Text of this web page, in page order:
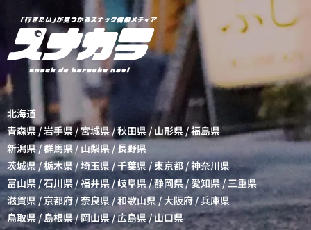
北海道
青森県/岩手県/宮城県/秋田県 / 山形県/福島県
新潟県/群馬県 / 山梨県 /長野県
茨城県 /栃木県/埼玉県/千葉県/東京都 /神奈川県
富山県 /石川県 /福井県/岐阜県/静岡県/愛知県/三重県
滋賀県/京都府/奈良県 /和歌山県/大阪府 /兵庫県
鳥取県 / 島根県/岡山県/広島県/山口県